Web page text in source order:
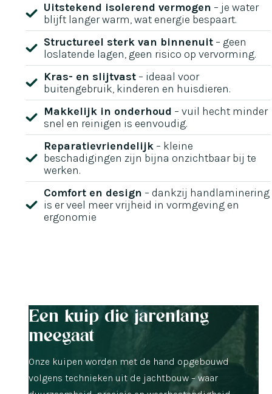
Uitstekend isolerend vermogen – je water
blijft langer warm, wat energie bespaart.
Structureel sterk van binnenuit – geen
loslatende lagen, geen risico op vervorming.
Kras- en slijtvast – ideaal voor
buitengebruik, kinderen en huisdieren.
Makkelijk in onderhoud – vuil hecht minder
snel en reinigen is eenvoudig.
Reparatievriendelijk – kleine
beschadigingen zijn bijna onzichtbaar bij te
werken.
Comfort en design – dankzij handlaminering
is er veel meer vrijheid in vormgeving en
ergonomie
Een kuip die jarenlang
meegaat
Onze kuipen worden met de hand opgebouwd
volgens technieken uit de jachtbouw – waar